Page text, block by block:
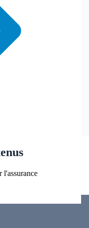
l'assurance